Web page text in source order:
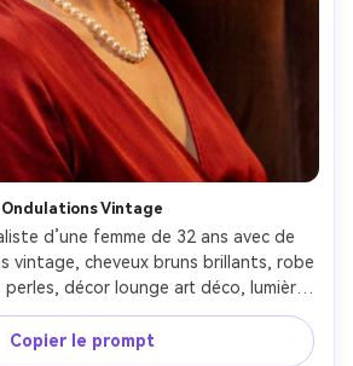
Ondulations Vintage
d’une femme de 32 ans avec de
vintage, cheveux bruns brillants, robe
décor lounge art déco, lumière
modelage doux, Nikon Z9, 105mm
centrée classique, cadrage tête et
Copier le prompt